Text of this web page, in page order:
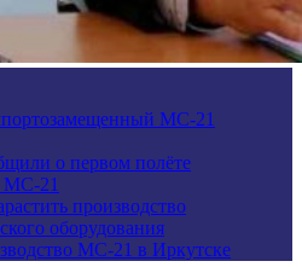
МС-21
о первом полёте
МС-21
производство
оборудования
МС-21 в Иркутске